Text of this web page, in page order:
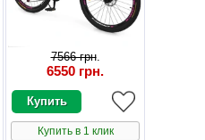
7566 грн.
6550 грн.
Купить в 1 клик